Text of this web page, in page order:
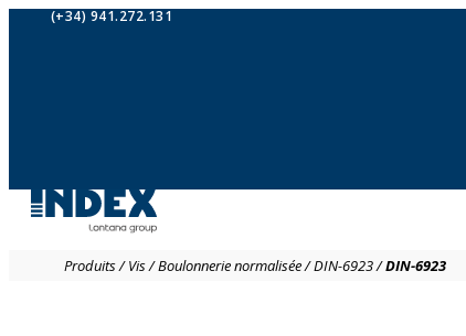
(+34) 941.272.131
Produits/Vis/Boulonnerie normalisée/DIN-6923/DIN-6923